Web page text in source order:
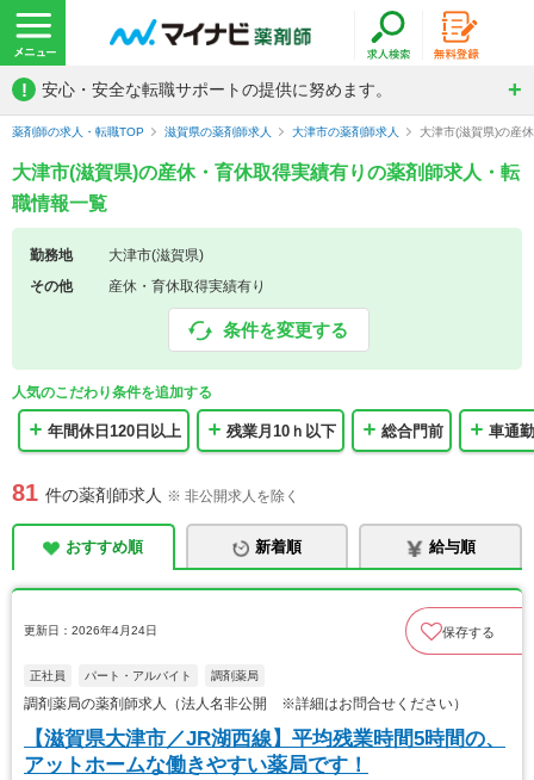
! 安心・安全な転職サポートの提供に努めます。
薬剤師の求人・転職TOP 滋賀県の薬剤師求人 大津市の薬剤師求人 大津市(滋賀県)の産
大津市(滋賀県)の産休・育休取得実績有りの薬剤師求人・転
職情報一覧
勤務地
大津市(滋賀県)
その他
産休・育休取得実績有り
条件を変更する
人気のこだわり条件を追加する
年間休日120日以上 残業月10ｈ以下 総合門前 車通
81 件の薬剤師求人 ※ 非公開求人を除く
おすすめ順 新着順 給与順
更新日：2026年4月24日 保存する
正社員 パート・アルバイト 調剤薬局
調剤薬局の薬剤師求人（法人名非公開 ※詳細はお問合せください）
【滋賀県大津市／JR湖西線】平均残業時間5時間の、
アットホームな働きやすい薬局です！